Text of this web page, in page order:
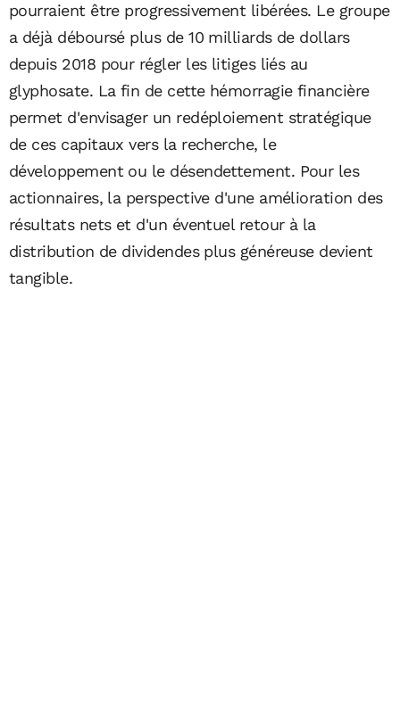
pourraient être progressivement libérées. Le groupe
a déjà déboursé plus de 10 milliards de dollars
depuis 2018 pour régler les litiges liés au
glyphosate. La fin de cette hémorragie financière
permet d'envisager un redéploiement stratégique
de ces capitaux vers la recherche, le
développement ou le désendettement. Pour les
actionnaires, la perspective d'une amélioration des
résultats nets et d'un éventuel retour à la
distribution de dividendes plus généreuse devient
tangible.